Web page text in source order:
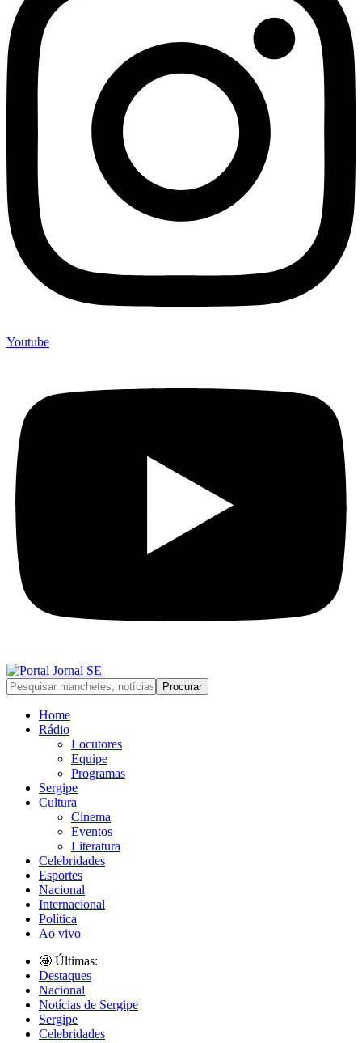
Youtube
Home
Rádio
Locutores
Equipe
Programas
Sergipe
Cultura
Cinema
Eventos
Literatura
Celebridades
Esportes
Nacional
Internacional
Política
Ao vivo
🤩 Últimas:
Destaques
Nacional
Notícias de Sergipe
Sergipe
Celebridades